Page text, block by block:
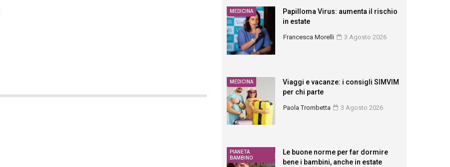
MEDICINA
Papilloma Virus: aumenta il rischio
in estate
Francesca Morelli 3 Agosto 2026
MEDICINA
Viaggi e vacanze: i consigli SIMVIM
per chi parte
Paola Trombetta 3 Agosto 2026
PIANETA
BAMBINO
Le buone norme per far dormire
bene i bambini, anche in estate